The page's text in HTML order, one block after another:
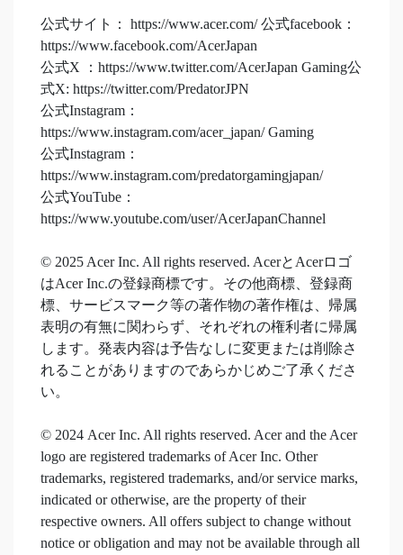
公式サイト： https://www.acer.com/ 公式facebook：
https://www.facebook.com/AcerJapan
公式X ：https://www.twitter.com/AcerJapan Gaming公
式X: https://twitter.com/PredatorJPN
公式Instagram：
https://www.instagram.com/acer_japan/ Gaming
公式Instagram：
https://www.instagram.com/predatorgamingjapan/
公式YouTube：
https://www.youtube.com/user/AcerJapanChannel
© 2025 Acer Inc. All rights reserved. AcerとAcerロゴ
はAcer Inc.の登録商標です。その他商標、登録商
標、サービスマーク等の著作物の著作権は、帰属
表明の有無に関わらず、それぞれの権利者に帰属
します。発表内容は予告なしに変更または削除さ
れることがありますのであらかじめご了承くださ
い。
© 2024 Acer Inc. All rights reserved. Acer and the Acer
logo are registered trademarks of Acer Inc. Other
trademarks, registered trademarks, and/or service marks,
indicated or otherwise, are the property of their
respective owners. All offers subject to change without
notice or obligation and may not be available through all